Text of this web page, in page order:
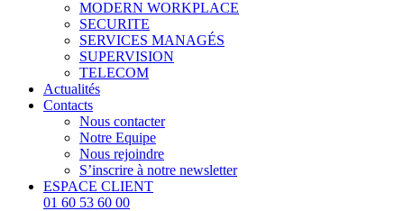
MODERN WORKPLACE
SECURITE
SERVICES MANAGÉS
SUPERVISION
TELECOM
Actualités
Contacts
Nous contacter
Notre Equipe
Nous rejoindre
S’inscrire à notre newsletter
ESPACE CLIENT
01 60 53 60 00